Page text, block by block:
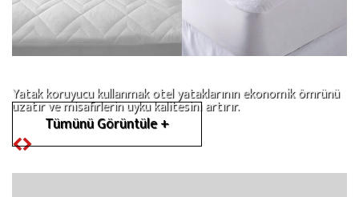
Yatak koruyucu kullanmak otel yataklarının ekonomik ömrünü
uzatır ve misafirlerin uyku kalitesini artırır.
Tümünü Görüntüle +